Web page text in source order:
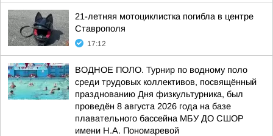
21-летняя мотоциклистка погибла в центре
Ставрополя
17:12
ВОДНОЕ ПОЛО. Турнир по водному поло
среди трудовых коллективов, посвящённый
празднованию Дня физкультурника, был
проведён 8 августа 2026 года на базе
плавательного бассейна МБУ ДО СШОР
имени Н.А. Пономаревой